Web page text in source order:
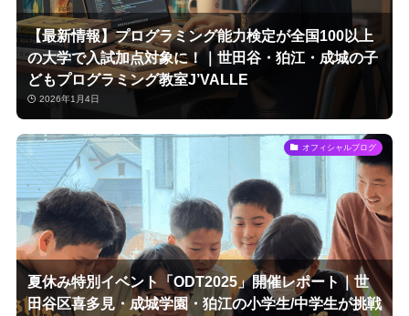
【最新情報】プログラミング能力検定が全国100以上
の大学で入試加点対象に！｜世田谷・狛江・成城の子
どもプログラミング教室J’VALLE
2026年1月4日
オフィシャルブログ
夏休み特別イベント「ODT2025」開催レポート｜世
田谷区喜多見・成城学園・狛江の小学生/中学生が挑戦